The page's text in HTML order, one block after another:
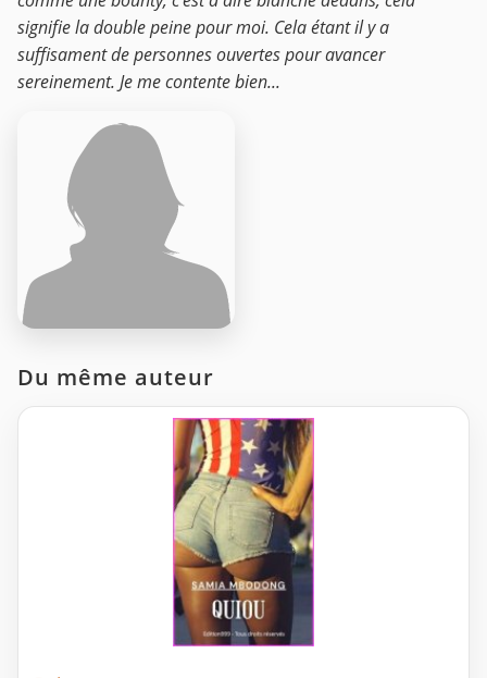
signifie la double peine pour moi. Cela étant il y a
suffisament de personnes ouvertes pour avancer
sereinement. Je me contente bien...
Du même auteur